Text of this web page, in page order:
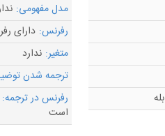
مدل مفهومی:
رفرنس: دارای
متغیر: ندارد
ترجمه شدن
بله رفرنس در ترجمه:
است